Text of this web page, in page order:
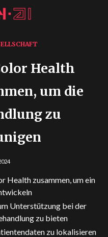
Health
um die
zu
Health zusammen, um ein
Unterstützung bei der
zu bieten
zu lokalisieren